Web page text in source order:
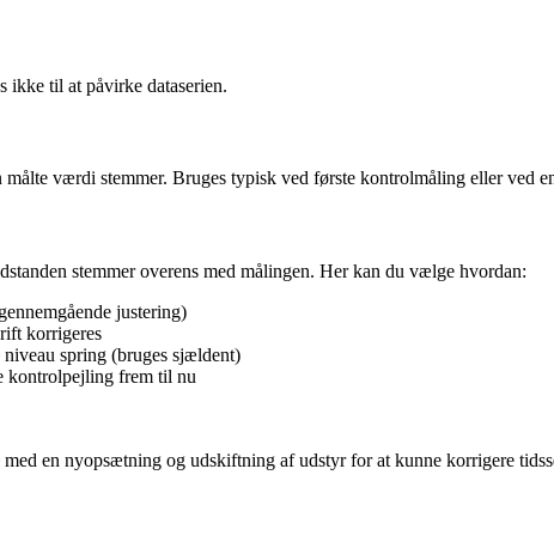
ikke til at påvirke dataserien.
værdi stemmer. Bruges typisk ved første kontrolmåling eller ved
stemmer overens med målingen. Her kan du vælge hvordan:
justering)
korrigeres
spring (bruges sjældent)
kontrolpejling frem til nu
en nyopsætning og udskiftning af udstyr for at kunne korrigere